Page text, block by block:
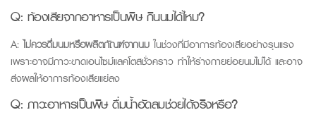
Q: ท้องเสียจากอาหารเป็นพิษกินนมได้ไหม?
A:ไม่ควรดื่มนมหรือผลิตภัณฑ์จากนม ในช่วงที่มีอาการท้องเสียอย่างรุนแรง
เพราะอาจมีภาวะขาดเอนไซม์แลคโตสชั่วคราว ทำให้ร่างกายย่อยนมไม่ได้ และอาจ
ส่งผลให้อาการท้องเสียแย่ลง
Q: ภาวะอาหารเป็นพิษดื่มน้ำอัดลมช่วยได้จริงหรือ?